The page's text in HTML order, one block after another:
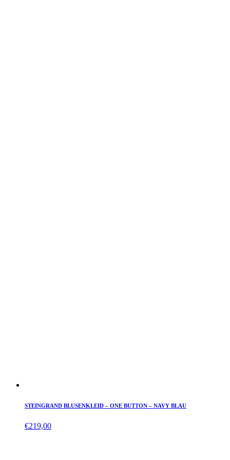
STEINGRAND BLUSENKLEID – ONE BUTTON – NAVY BLAU
€219,00